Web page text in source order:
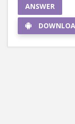
ANSWER